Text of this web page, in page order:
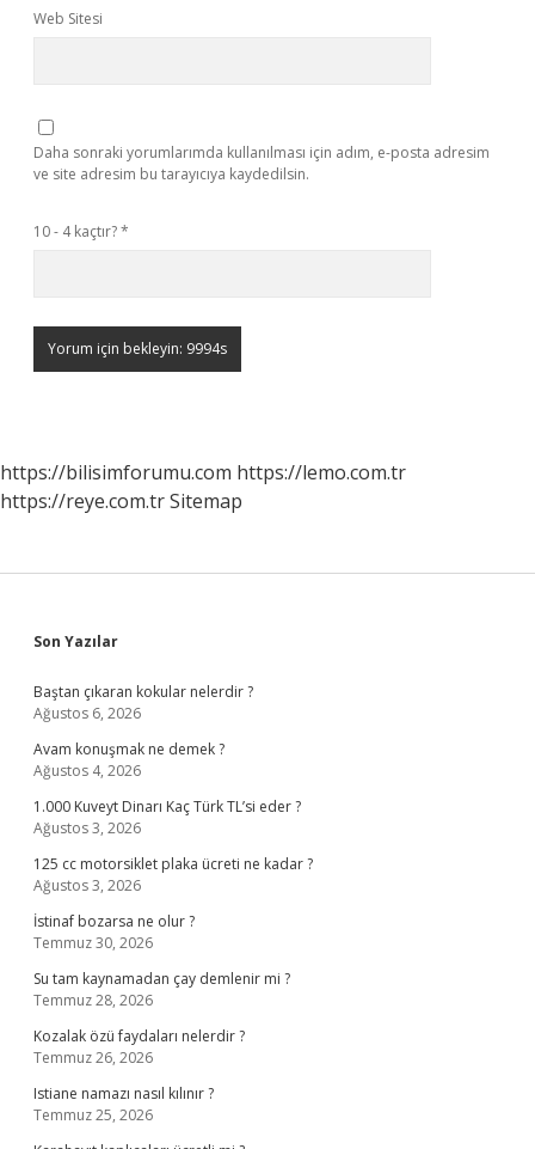
Web Sitesi
Daha sonraki yorumlarımda kullanılması için adım, e-posta adresim
ve site adresim bu tarayıcıya kaydedilsin.
10 - 4 kaçtır?*
https://bilisimforumu.com https://lemo.com.tr
https://reye.com.trSitemap
Sidebar
Son Yazılar
Baştan çıkaran kokular nelerdir ?
Ağustos 6, 2026
Avam konuşmak ne demek ?
Ağustos 4, 2026
1.000 Kuveyt Dinarı Kaç Türk TL’si eder ?
Ağustos 3, 2026
125 cc motorsiklet plaka ücreti ne kadar ?
Ağustos 3, 2026
İstinaf bozarsa ne olur ?
Temmuz 30, 2026
Su tam kaynamadan çay demlenir mi ?
Temmuz 28, 2026
Kozalak özü faydaları nelerdir ?
Temmuz 26, 2026
Istiane namazı nasıl kılınır ?
Temmuz 25, 2026